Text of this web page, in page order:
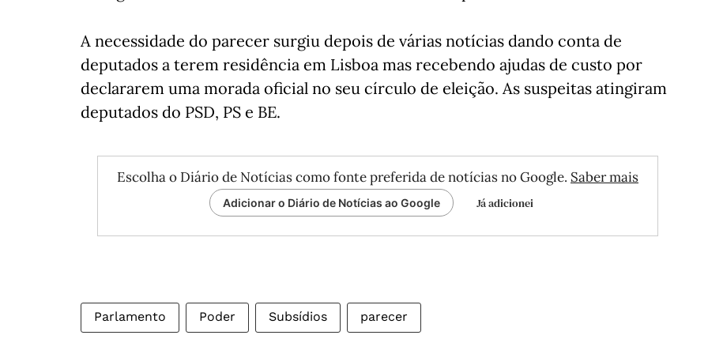
A necessidade do parecer surgiu depois de várias notícias dando conta de
deputados a terem residência em Lisboa mas recebendo ajudas de custo por
declararem uma morada oficial no seu círculo de eleição. As suspeitas atingiram
deputados do PSD, PS e BE.
Escolha o Diário de Notícias como fonte preferida de notícias no Google. Saber mais
Adicionar o Diário de Notícias ao Google Já adicionei
Parlamento Poder Subsídios parecer